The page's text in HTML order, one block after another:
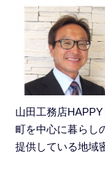
山田工務店
町を中心に暮らし
提供している地域